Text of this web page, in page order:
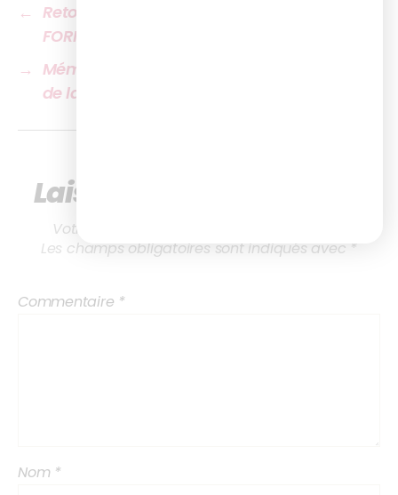
← Retour d’expérience – Carole Dessain de
FORM’AXE
→ Mémo – Les habitudes de consommation
de la formation
Laisser un commentaire
Votre adresse e-mail ne sera pas publiée.
Les champs obligatoires sont indiqués avec *
Commentaire *
Nom *